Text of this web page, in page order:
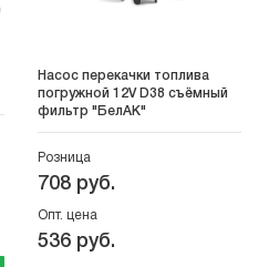
Насос перекачки топлива
погружной 12V D38 съёмный
фильтр "БелАК"
Розница
708 руб.
Опт. цена
536 руб.